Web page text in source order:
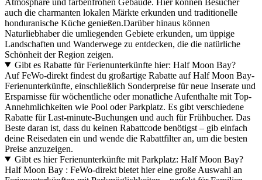
auch die charmanten lokalen Märkte erkunden und traditionelle
honduranische Küche genießen.Darüber hinaus können
Naturliebhaber die umliegenden Gebiete erkunden, um üppige
Landschaften und Wanderwege zu entdecken, die die natürliche
Schönheit der Region zeigen.
Gibt es Rabatte für Ferienunterkünfte hier: Half Moon Bay?
Auf FeWo-direkt findest du großartige Rabatte auf Half Moon Bay-
Ferienunterkünfte, einschließlich Sonderpreise für neue Inserate und
Ersparnisse für wöchentliche oder monatliche Aufenthalte mit Top-
Annehmlichkeiten wie Pool oder Parkplatz. Es gibt verschiedene
Rabatte für Last-minute-Buchungen und auch für Frühbucher. Das
Beste daran ist, dass du keinen Rabattcode benötigst – gib einfach
deine Reisedaten ein und wende die Rabattfilter an, um die besten
Preise anzuzeigen.
Gibt es hier Ferienunterkünfte mit Parkplatz: Half Moon Bay?
Half Moon Bay : FeWo-direkt bietet hier eine große Auswahl an